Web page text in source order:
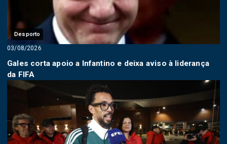
Desporto
03/08/2026
Gales corta apoio a Infantino e deixa aviso à liderança
da FIFA